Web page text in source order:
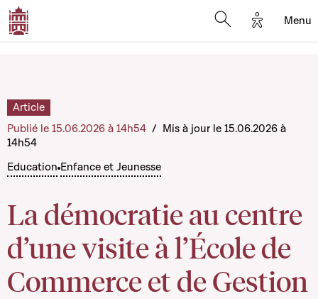
Options
Menu
Education Enfance et Jeunesse
La démocratie au centre
d’une visite à l’École de
Commerce et de Gestion
Article
Publié le 15.06.2026 à 14h54 / Mis à jour le 15.06.2026 à
14h54